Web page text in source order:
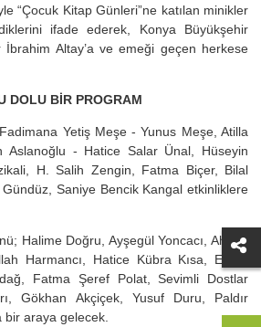
“Çocuk Kitap Günleri”ne katılan minikler
ifade ederek, Konya Büyükşehir
İbrahim Altay’a ve emeği geçen herkese
DOLU BİR PROGRAM
Yetiş Meşe - Yunus Meşe, Atilla
Aslanoğlu - Hatice Salar Ünal, Hüseyin
H. Salih Zengin, Fatma Biçer, Bilal
Saniye Bencik Kangal etkinliklere
Halime Doğru, Ayşegül Yoncacı, Ahmet
Harmancı, Hatice Kübra Kısa, Erkan
Fatma Şeref Polat, Sevimli Dostlar
Gökhan Akçiçek, Yusuf Duru, Paldır
araya gelecek.